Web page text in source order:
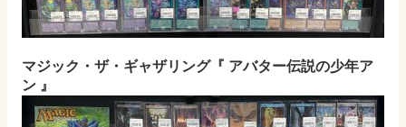
マジック・ザ・ギャザリング『 アバター伝説の少年ア
ン 』